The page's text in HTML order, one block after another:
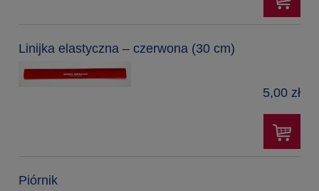
Linijka elastyczna – czerwona (30 cm)
5,00 zł
Piórnik